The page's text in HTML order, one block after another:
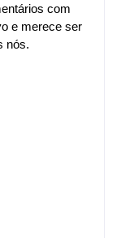
com
e merece ser
nós.